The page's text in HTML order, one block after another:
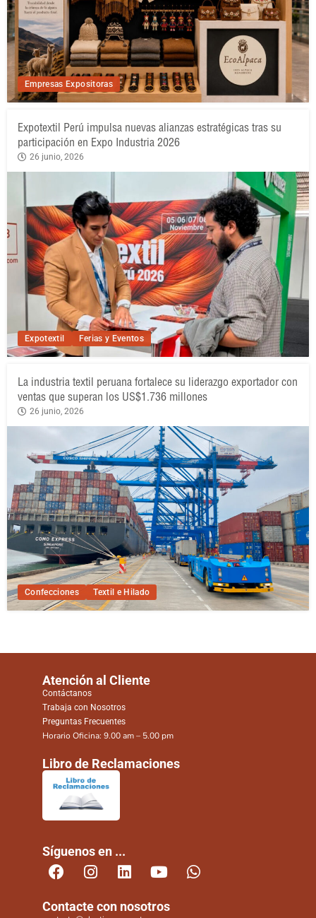
Empresas Expositoras
Expotextil Ferias y Eventos
Expotextil Perú impulsa nuevas alianzas estratégicas tras su
participación en Expo Industria 2026
26 junio, 2026
Confecciones Textil e Hilado
La industria textil peruana fortalece su liderazgo exportador con
ventas que superan los US$1.736 millones
26 junio, 2026
Atención al Cliente
Contáctanos
Trabaja con Nosotros
Preguntas Frecuentes
Horario Oficina: 9.00 am – 5.00 pm
Libro de Reclamaciones
Síguenos en ...
Contacte con nosotros